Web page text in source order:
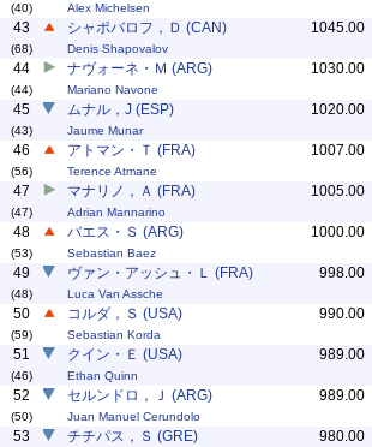
(40) Alex Michelsen
43
(68)
シャポバロフ，Ｄ (CAN)
Denis Shapovalov
1045.00
44
(44)
ナヴォーネ・Ｍ (ARG)
Mariano Navone
1030.00
45
(43)
ムナル，J (ESP)
Jaume Munar
1020.00
46
(56)
アトマン・Ｔ (FRA)
Terence Atmane
1007.00
47
(47)
マナリノ，Ａ (FRA)
Adrian Mannarino
1005.00
48
(53)
バエス・Ｓ (ARG)
Sebastian Baez
1000.00
49
(48)
ヴァン・アッシュ・Ｌ (FRA)
Luca Van Assche
998.00
50
(59)
コルダ，Ｓ (USA)
Sebastian Korda
990.00
51
(46)
クイン・Ｅ (USA)
Ethan Quinn
989.00
52
(50)
セルンドロ，Ｊ (ARG)
Juan Manuel Cerundolo
989.00
53 チチパス，Ｓ (GRE) 980.00